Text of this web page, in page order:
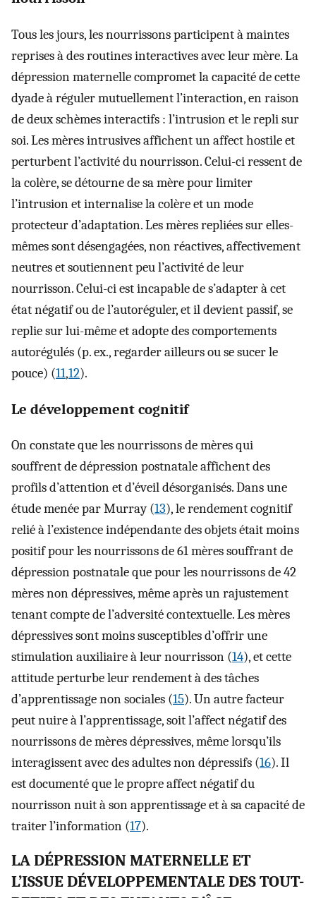
Tous les jours, les nourrissons participent à maintes
reprises à des routines interactives avec leur mère. La
dépression maternelle compromet la capacité de cette
dyade à réguler mutuellement l’interaction, en raison
de deux schèmes interactifs : l’intrusion et le repli sur
soi. Les mères intrusives affichent un affect hostile et
perturbent l’activité du nourrisson. Celui-ci ressent de
la colère, se détourne de sa mère pour limiter
l’intrusion et internalise la colère et un mode
protecteur d’adaptation. Les mères repliées sur elles-
mêmes sont désengagées, non réactives, affectivement
neutres et soutiennent peu l’activité de leur
nourrisson. Celui-ci est incapable de s’adapter à cet
état négatif ou de l’autoréguler, et il devient passif, se
replie sur lui-même et adopte des comportements
autorégulés (p. ex., regarder ailleurs ou se sucer le
pouce) (11,12).
Le développement cognitif
On constate que les nourrissons de mères qui
souffrent de dépression postnatale affichent des
profils d’attention et d’éveil désorganisés. Dans une
étude menée par Murray (13), le rendement cognitif
relié à l’existence indépendante des objets était moins
positif pour les nourrissons de 61 mères souffrant de
dépression postnatale que pour les nourrissons de 42
mères non dépressives, même après un rajustement
tenant compte de l’adversité contextuelle. Les mères
dépressives sont moins susceptibles d’offrir une
stimulation auxiliaire à leur nourrisson (14), et cette
attitude perturbe leur rendement à des tâches
d’apprentissage non sociales (15). Un autre facteur
peut nuire à l’apprentissage, soit l’affect négatif des
nourrissons de mères dépressives, même lorsqu’ils
interagissent avec des adultes non dépressifs (16). Il
est documenté que le propre affect négatif du
nourrisson nuit à son apprentissage et à sa capacité de
traiter l’information (17).
LA DÉPRESSION MATERNELLE ET
L’ISSUE DÉVELOPPEMENTALE DES TOUT-